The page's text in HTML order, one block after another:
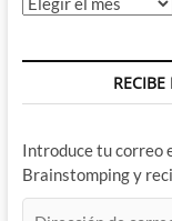
Introduce tu correo
Brainstomping y